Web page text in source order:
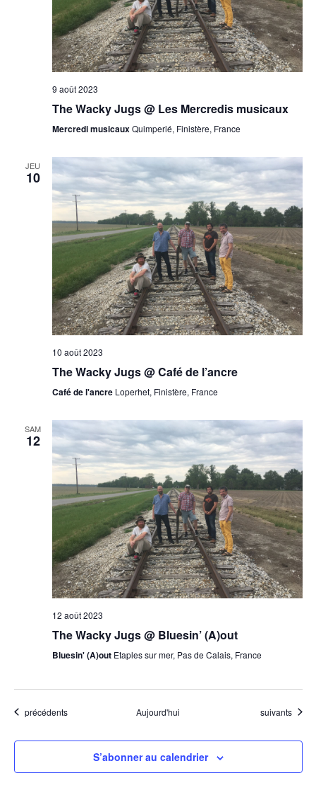
9 août 2023
The Wacky Jugs @ Les Mercredis musicaux
Mercredi musicauxQuimperlé, Finistère, France
JEU
10
10 août 2023
The Wacky Jugs @ Café de l’ancre
Café de l'ancre Loperhet, Finistère, France
SAM
12
12 août 2023
The Wacky Jugs @ Bluesin’ (A)out
Bluesin' (A)out Etaples sur mer, Pas de Calais, France
Évènements
précédents Aujourd'hui Évènements
suivants
S’abonner au calendrier